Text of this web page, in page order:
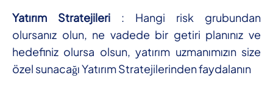
Yatırım Stratejileri : Hangi risk grubundan
olursanız olun, ne vadede bir getiri planınız ve
hedefiniz olursa olsun, yatırım uzmanımızın size
özel sunacağı Yatırım Stratejilerinden faydalanın